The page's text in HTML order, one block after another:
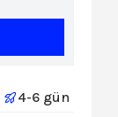
4-6 gün